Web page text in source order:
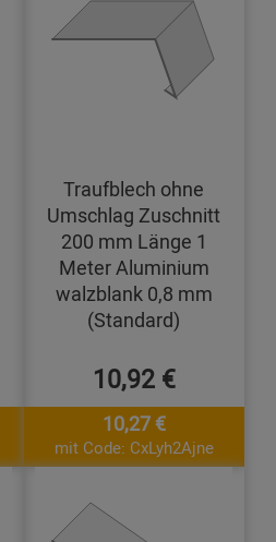
Traufblech ohne
Umschlag Zuschnitt
200 mm Länge 1
Meter Aluminium
walzblank 0,8 mm
(Standard)
10,92 €
10,27 €
mit Code: CxLyh2Ajne